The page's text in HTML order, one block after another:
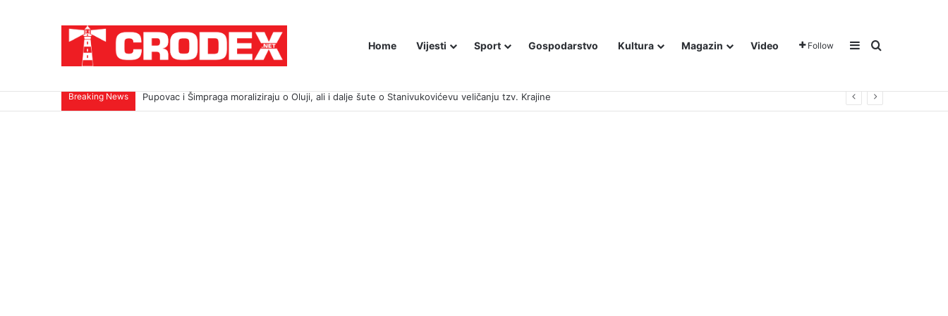
Home Vijesti Sport Gospodarstvo Kultura Magazin Video Follow Sidebar
Traži
Breaking News TRI DESETLJEĆA KRIKOVA OČAJNIKA